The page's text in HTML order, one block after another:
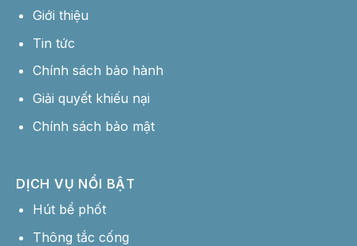
Giới thiệu
Tin tức
Chính sách bảo hành
Giải quyết khiếu nại
Chính sách bảo mật
DỊCH VỤ NỔI BẬT
Hút bể phốt
Thông tắc cống